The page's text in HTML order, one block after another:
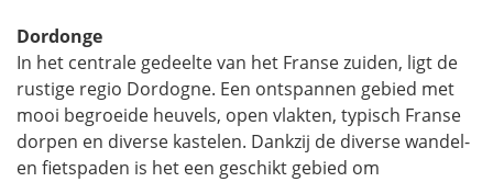
Dordonge
In het centrale gedeelte van het Franse zuiden, ligt de
rustige regio Dordogne. Een ontspannen gebied met
mooi begroeide heuvels, open vlakten, typisch Franse
dorpen en diverse kastelen. Dankzij de diverse wandel-
en fietspaden is het een geschikt gebied om